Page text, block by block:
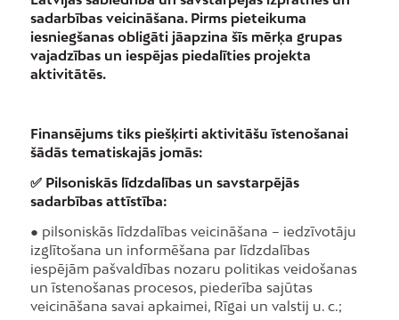
sadarbības veicināšana. Pirms pieteikuma
iesniegšanas obligāti jāapzina šīs mērķa grupas
vajadzības un iespējas piedalīties projekta
aktivitātēs.
Finansējums tiks piešķirti aktivitāšu īstenošanai
šādās tematiskajās jomās:
✅ Pilsoniskās līdzdalības un savstarpējās
sadarbības attīstība:
● pilsoniskās līdzdalības veicināšana – iedzīvotāju
izglītošana un informēšana par līdzdalības
iespējām pašvaldības nozaru politikas veidošanas
un īstenošanas procesos, piederība sajūtas
veicināšana savai apkaimei, Rīgai un valstij u. c.;